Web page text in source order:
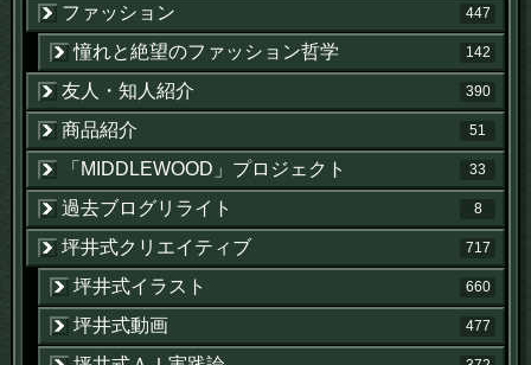
ファッション 447
憧れと絶望のファッション哲学 142
友人・知人紹介 390
商品紹介 51
「MIDDLEWOOD」プロジェクト 33
過去ブログリライト 8
坪井式クリエイティブ 717
坪井式イラスト 660
坪井式動画 477